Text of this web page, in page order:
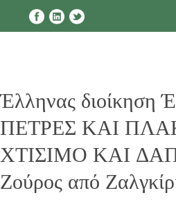
Έλληνας διοίκηση
ΠΕΤΡΕΣ ΚΑΙ
ΧΤΙΣΙΜΟ ΚΑΙ
Ζούρος από